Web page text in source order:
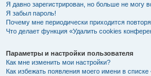
Я давно зарегистрирован, но больше не могу
Я забыл пароль!
Почему мне периодически приходится
Что делает функция «Удалить cookies
Параметры и настройки пользователя
Как мне изменить мои настройки?
Как избежать появления моего имени в